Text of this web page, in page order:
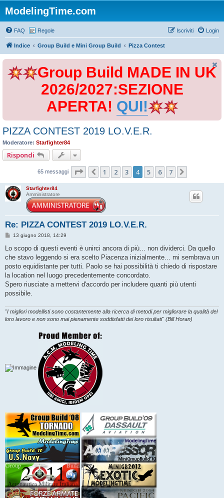
ModelingTime.com
FAQ Regole Login
Iscriviti
Indice Group Build e Mini Group Build Pizza Contest
Group Build MADE IN UK
2026/2027:SEZIONE
APERTA! QUI!
PIZZA CONTEST 2019 LO.V.E.R.
Moderatore: Starfighter84
Rispondi
65 messaggi Pagina di
Precedente
1 2 3 4 5 6 7
Starfighter84
Amministratore
Re: PIZZA CONTEST 2019 LO.V.E.R.
M
s
a
g
o
13 giugno 2018, 14:29
Lo scopo di questi eventi è unirci ancora di più... non dividerci. Da quello
che stavo leggendo si era scelto Piacenza inizialmente... mi sembrava un
posto equidistante per tutti. Paolo se hai possibilità ti chiedo di rispostare
la location nel luogo precedentemente concordato.
Spero riusciate a mettervi d'accordo per includere quanti più utenti
possibile.
"I migliori modellisti sono costantemente alla ricerca di metodi per migliorare la qualità del
loro lavoro e non sono mai pienamente soddisfatti dei loro risultati" (Bill Horan)